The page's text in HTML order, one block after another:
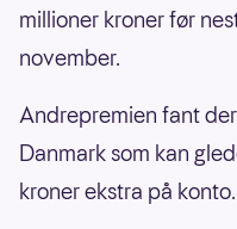
millioner kroner før
november.
Andrepremien fant
Danmark som kan
kroner ekstra på konto.